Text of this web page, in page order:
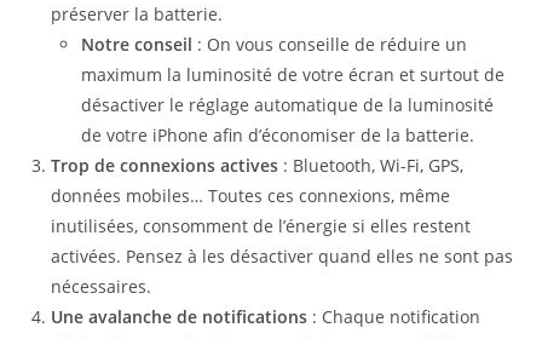
préserver la batterie.
Notre conseil : On vous conseille de réduire un
maximum la luminosité de votre écran et surtout de
désactiver le réglage automatique de la luminosité
de votre iPhone afin d’économiser de la batterie.
Trop de connexions actives : Bluetooth, Wi-Fi, GPS,
données mobiles… Toutes ces connexions, même
inutilisées, consomment de l’énergie si elles restent
activées. Pensez à les désactiver quand elles ne sont pas
nécessaires.
Une avalanche de notifications : Chaque notification